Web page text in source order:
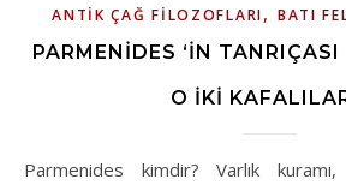
ANTIK ÇAĞ FILOZOFLARI, BATI
PARMENIDES ‘IN TANRIÇASI
O İKI
Parmenides kimdir? Varlık kuramı, varlığın özellikleri...